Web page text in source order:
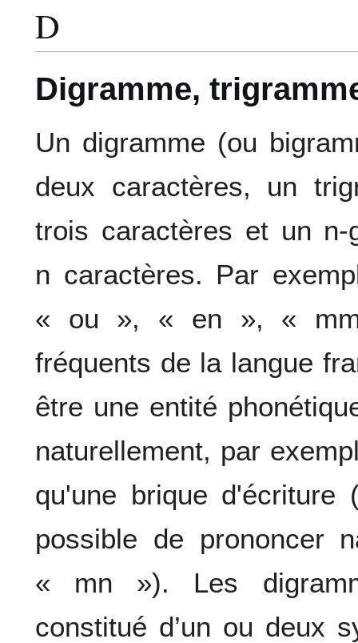
D
Digramme,
Un digramme (ou
deux caractères, un
trois caractères et un n-
n caractères. Par
« ou », « en », « mm
fréquents de la langue
être une entité
naturellement, par
qu'une brique
possible de prononcer
« mn »). Les
constitué d’un ou deux